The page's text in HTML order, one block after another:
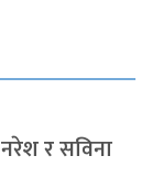
र सविना